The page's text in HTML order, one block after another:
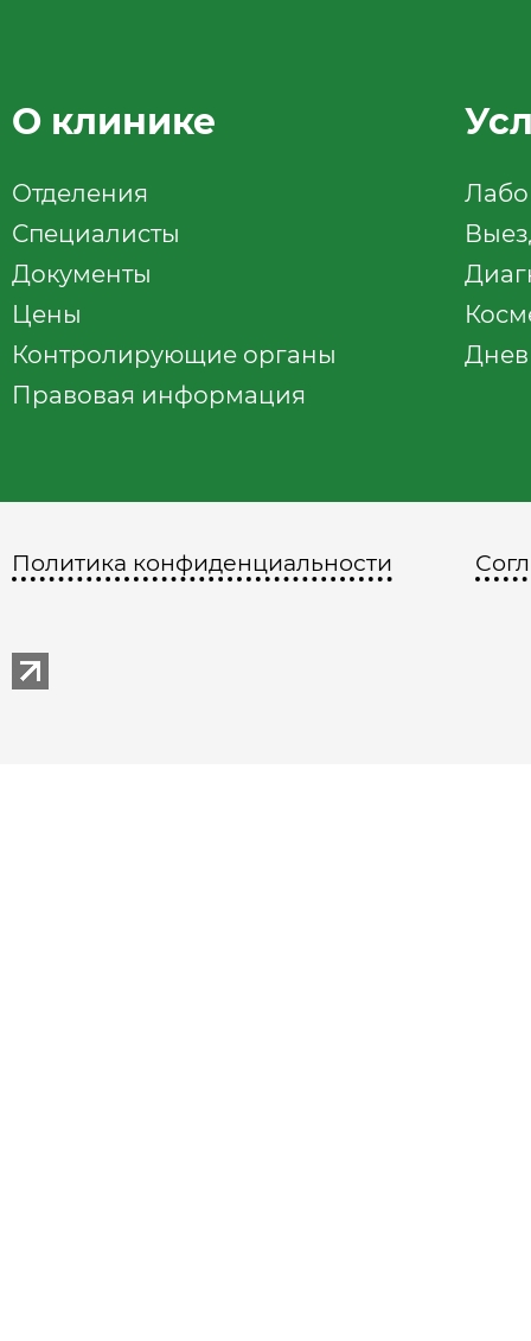
О клинике
Отделения
Специалисты
Документы
Цены
Контролирующие органы
Правовая информация
Политика конфиденциальности